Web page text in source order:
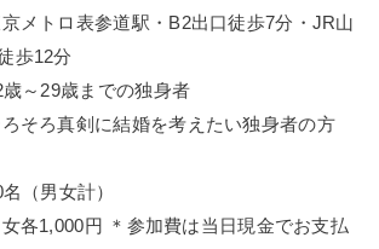
トロ表参道駅・B2出口徒歩7分・JR山
歩12分
歳までの独身者
ろ真剣に結婚を考えたい独身者の方
男女計）
円 ＊参加費は当日現金でお支払